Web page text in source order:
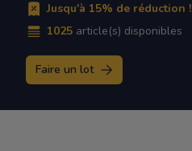
Jusqu'à 15% de réduction !
1025 article(s) disponibles
Faire un lot